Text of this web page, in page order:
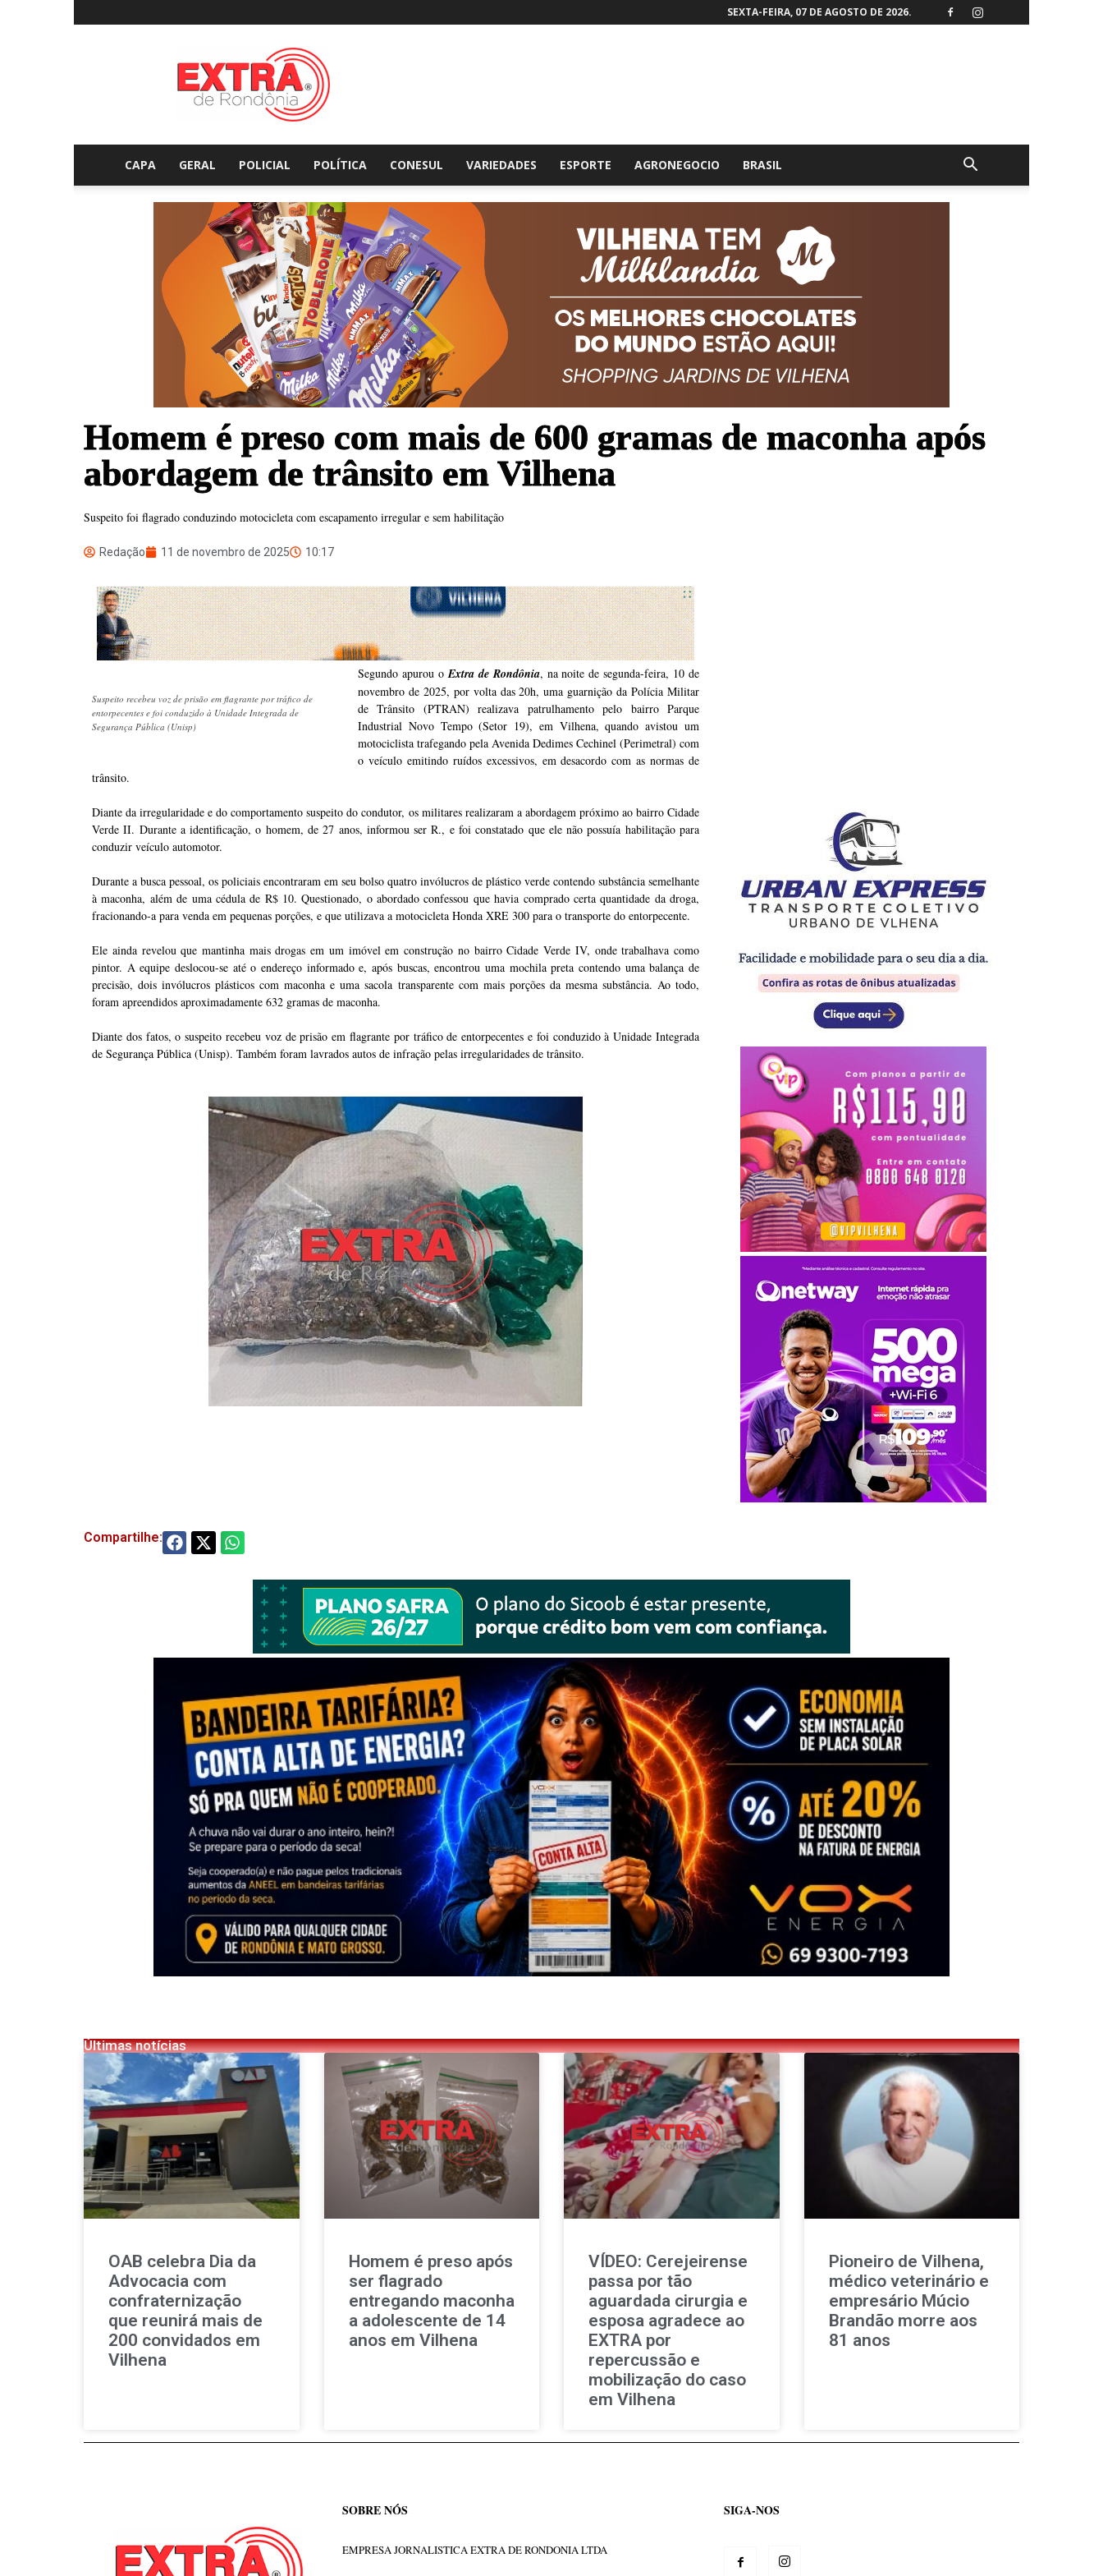
SEXTA-FEIRA, 07 DE AGOSTO DE 2026.
Extraderondonia.com.br
CAPA GERAL POLICIAL POLÍTICA CONESUL VARIEDADES ESPORTE AGRONEGOCIO BRASIL
Homem é preso com mais de 600 gramas de maconha após
abordagem de trânsito em Vilhena
Suspeito foi flagrado conduzindo motocicleta com escapamento irregular e sem habilitação
Redação 11 de novembro de 2025 10:17
Suspeito recebeu voz de prisão em flagrante por tráfico de
entorpecentes e foi conduzido à Unidade Integrada de
Segurança Pública (Unisp)
Segundo apurou oExtra de Rondônia, na noite de segunda-feira, 10 de
novembro de 2025, por volta das 20h, uma guarnição da Polícia Militar
de Trânsito (PTRAN) realizava patrulhamento pelo bairro Parque
Industrial Novo Tempo (Setor 19), em Vilhena, quando avistou um
motociclista trafegando pela Avenida Dedimes Cechinel (Perimetral) com
o veículo emitindo ruídos excessivos, em desacordo com as normas de
trânsito.
Diante da irregularidade e do comportamento suspeito do condutor, os militares realizaram a abordagem próximo ao bairro Cidade
Verde II. Durante a identificação, o homem, de 27 anos, informou ser R., e foi constatado que ele não possuía habilitação para
conduzir veículo automotor.
Durante a busca pessoal, os policiais encontraram em seu bolso quatro invólucros de plástico verde contendo substância semelhante
à maconha, além de uma cédula de R$ 10. Questionado, o abordado confessou que havia comprado certa quantidade da droga,
fracionando-a para venda em pequenas porções, e que utilizava a motocicleta Honda XRE 300 para o transporte do entorpecente.
Ele ainda revelou que mantinha mais drogas em um imóvel em construção no bairro Cidade Verde IV, onde trabalhava como
pintor. A equipe deslocou-se até o endereço informado e, após buscas, encontrou uma mochila preta contendo uma balança de
precisão, dois invólucros plásticos com maconha e uma sacola transparente com mais porções da mesma substância. Ao todo,
foram apreendidos aproximadamente 632 gramas de maconha.
Diante dos fatos, o suspeito recebeu voz de prisão em flagrante por tráfico de entorpecentes e foi conduzido à Unidade Integrada
de Segurança Pública (Unisp). Também foram lavrados autos de infração pelas irregularidades de trânsito.
Compartilhe:
Últimas notícias
OAB celebra Dia da
Advocacia com
confraternização
que reunirá mais de
200 convidados em
Vilhena
Homem é preso após
ser flagrado
entregando maconha
a adolescente de 14
anos em Vilhena
VÍDEO: Cerejeirense
passa por tão
aguardada cirurgia e
esposa agradece ao
EXTRA por
repercussão e
mobilização do caso
em Vilhena
Pioneiro de Vilhena,
médico veterinário e
empresário Múcio
Brandão morre aos
81 anos
SOBRE NÓS
EMPRESA JORNALISTICA EXTRA DE RONDONIA LTDA
SIGA-NOS